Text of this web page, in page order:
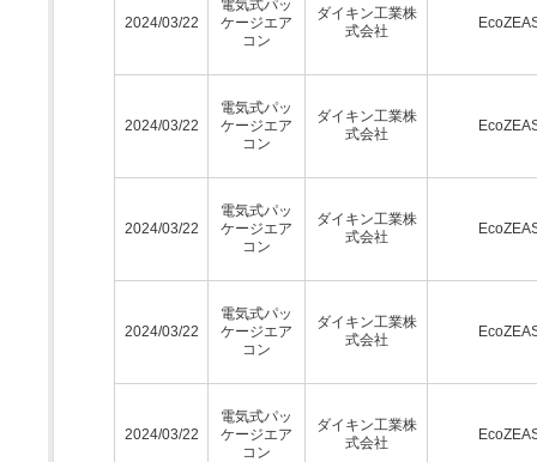
2024/03/22
電気式パッ
ケージエア
コン
ダイキン工業株
式会社
2024/03/22
電気式パッ
ケージエア
コン
ダイキン工業株
式会社
2024/03/22
電気式パッ
ケージエア
コン
ダイキン工業株
式会社
2024/03/22
電気式パッ
ケージエア
コン
ダイキン工業株
式会社
2024/03/22
電気式パッ
ケージエア
コン
ダイキン工業株
式会社